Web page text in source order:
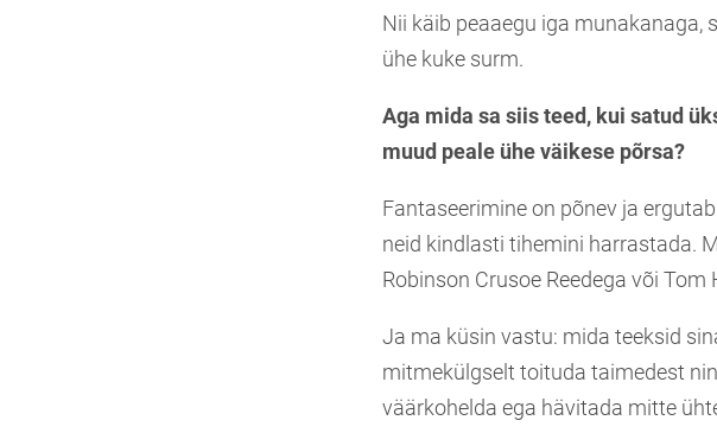
Nii käib peaaegu iga
ühe kuke surm.
Aga mida sa siis teed, kui satud
muud peale ühe väikese põrsa?
Fantaseerimine on põnev ja
neid kindlasti tihemini harrastada.
Robinson Crusoe Reedega või
Ja ma küsin vastu: mida teeksid
mitmekülgselt toituda taimedest
väärkohelda ega hävitada mitte